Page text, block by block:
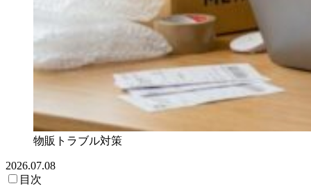
物販トラブル対策
2026.07.08
目次